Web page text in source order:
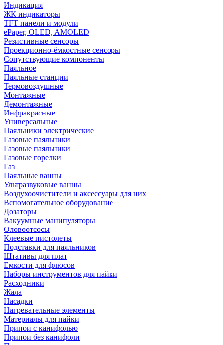
Индикация
ЖК индикаторы
TFT панели и модули
ePaper, OLED, AMOLED
Резистивные сенсоры
Проекционно-ёмкостные сенсоры
Сопутствующие компоненты
Паяльное
Паяльные станции
Термовоздушные
Монтажные
Демонтажные
Инфракрасные
Универсальные
Паяльники электрические
Газовые паяльники
Газовые паяльники
Газовые горелки
Газ
Паяльные ванны
Ультразвуковые ванны
Воздухоочистители и аксессуары для них
Вспомогательное оборудование
Дозаторы
Вакуумные манипуляторы
Оловоотсосы
Клеевые пистолеты
Подставки для паяльников
Штативы для плат
Емкости для флюсов
Наборы инструментов для пайки
Расходники
Жала
Насадки
Нагревательные элементы
Материалы для пайки
Припои с канифолью
Припои без канифоли